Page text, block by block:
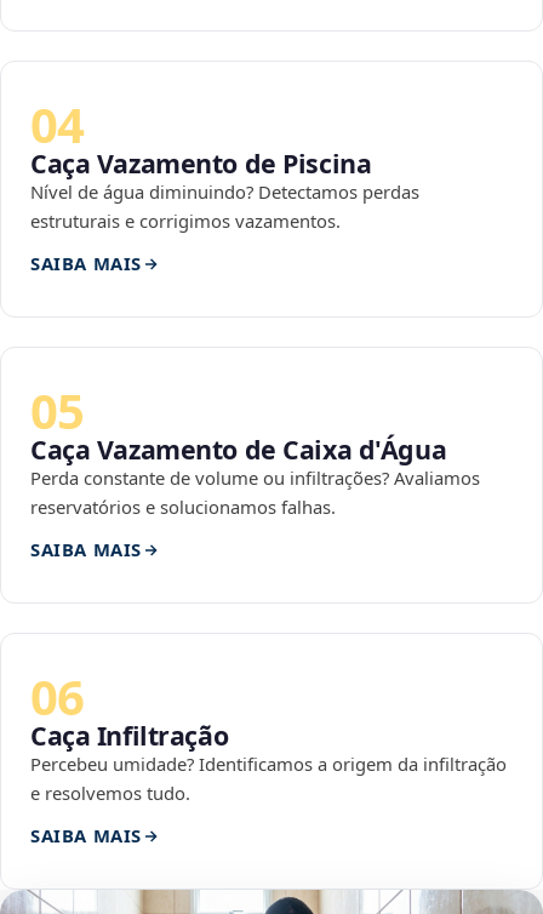
04
Caça Vazamento de Piscina
Nível de água diminuindo? Detectamos perdas
estruturais e corrigimos vazamentos.
SAIBA MAIS
05
Caça Vazamento de Caixa d'Água
Perda constante de volume ou infiltrações? Avaliamos
reservatórios e solucionamos falhas.
SAIBA MAIS
06
Caça Infiltração
Percebeu umidade? Identificamos a origem da infiltração
e resolvemos tudo.
SAIBA MAIS